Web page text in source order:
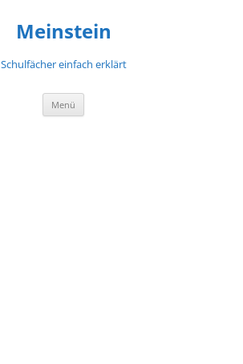
Meinstein
Schulfächer einfach erklärt
Menü